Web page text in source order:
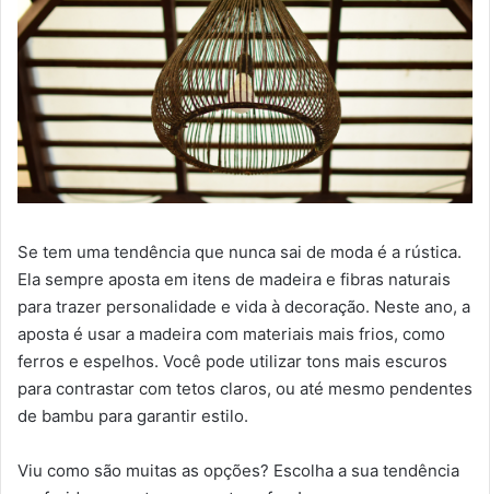
Se tem uma tendência que nunca sai de moda é a rústica.
Ela sempre aposta em itens de madeira e fibras naturais
para trazer personalidade e vida à decoração. Neste ano, a
aposta é usar a madeira com materiais mais frios, como
ferros e espelhos. Você pode utilizar tons mais escuros
para contrastar com tetos claros, ou até mesmo pendentes
de bambu para garantir estilo.
Viu como são muitas as opções? Escolha a sua tendência